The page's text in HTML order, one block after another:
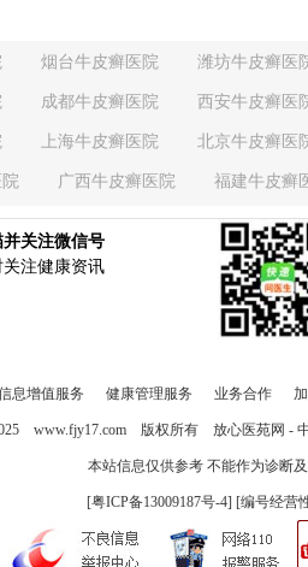
烟台牛皮癣医院 潍坊牛皮癣医
成都牛皮癣医院 西安牛皮癣医
上海牛皮癣医院 北京牛皮癣医
广西牛皮癣医院 福建牛皮癣
江西牛皮癣医院 江苏牛皮癣医
吉林牛皮癣医院 四川牛皮癣医
贵州牛皮癣医
并关注微信号
关注健康资讯
息增值服务 健康管理服务 业务合作
www.fjy17.com 版权所有 放心医苑网 -
本站信息仅供参考 不能作为诊断
[粤ICP备13009187号-4] [编号经营